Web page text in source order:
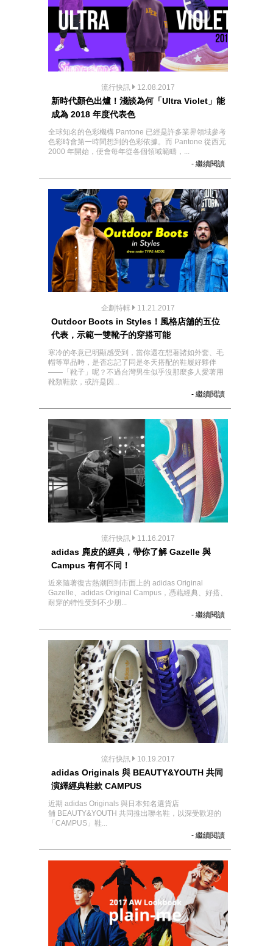
流行快訊 12.08.2017
新時代顏色出爐！淺談為何「Ultra Violet」能
成為 2018 年度代表色
全球知名的色彩機構 Pantone 已經是許多業界領域參考
色彩時會第一時間想到的色彩依據。而 Pantone 從西元
2000 年開始，便會每年從各個領域範疇，...
- 繼續閱讀
企劃特輯 11.21.2017
Outdoor Boots in Styles！風格店舖的五位
代表，示範一雙靴子的穿搭可能
寒冷的冬意已明顯感受到，當你還在想著諸如外套、毛
帽等單品時，是否忘記了同是冬天搭配的鞋履好夥伴
——「靴子」呢？不過台灣男生似乎沒那麼多人愛著用
靴類鞋款，或許是因...
- 繼續閱讀
流行快訊 11.16.2017
adidas 麂皮的經典，帶你了解 Gazelle 與
Campus 有何不同！
近來隨著復古熱潮回到市面上的 adidas Original
Gazelle、adidas Original Campus，憑藉經典、好搭、
耐穿的特性受到不少朋...
- 繼續閱讀
流行快訊 10.19.2017
adidas Originals 與 BEAUTY&YOUTH 共同
演繹經典鞋款 CAMPUS
近期 adidas Originals 與日本知名選貨店
舖 BEAUTY&YOUTH 共同推出聯名鞋，以深受歡迎的
「CAMPUS」鞋...
- 繼續閱讀